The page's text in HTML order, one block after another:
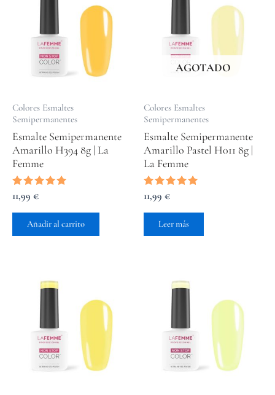
Colores Esmaltes
Semipermanentes
Esmalte Semipermanente
Amarillo H394 8g | La
Femme
Valorado
con
5.00
de 5
11,99 €
Añadir al carrito
AGOTADO
Colores Esmaltes
Semipermanentes
Esmalte Semipermanente
Amarillo Pastel H011 8g |
La Femme
Valorado
con
5.00
de 5
11,99 €
Leer más